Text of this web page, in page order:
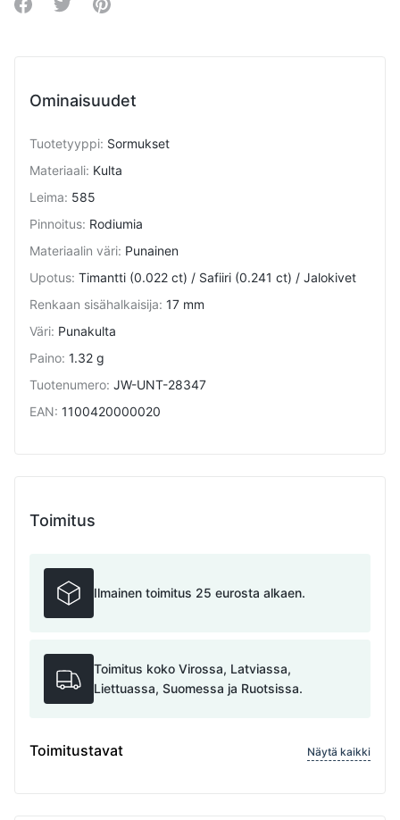
Share on Facebook
Share on Twitter
Share on Pinterest
Ominaisuudet
Tuotetyyppi: Sormukset
Materiaali: Kulta
Leima: 585
Pinnoitus: Rodiumia
Materiaalin väri: Punainen
Upotus: Timantti (0.022 ct) / Safiiri (0.241 ct) / Jalokivet
Renkaan sisähalkaisija: 17 mm
Väri: Punakulta
Paino: 1.32 g
Tuotenumero: JW-UNT-28347
EAN: 1100420000020
Toimitus
Ilmainen toimitus 25 eurosta alkaen.
Toimitus koko Virossa, Latviassa,
Liettuassa, Suomessa ja Ruotsissa.
Toimitustavat Näytä kaikki